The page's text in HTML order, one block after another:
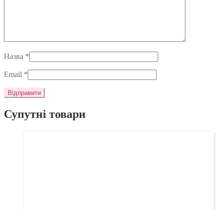
Назва *
Email *
Супутні товари